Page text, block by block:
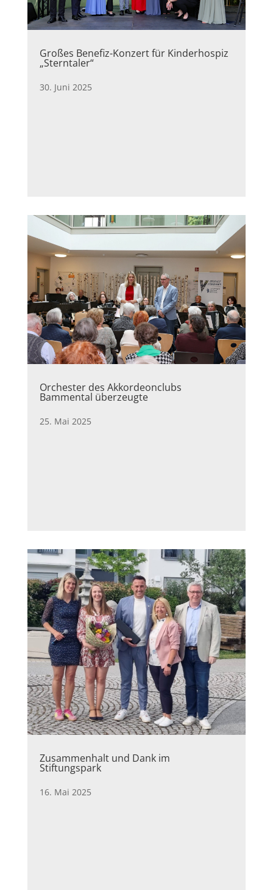
Großes Benefiz-Konzert für Kinderhospiz
„Sterntaler“
30. Juni 2025
Orchester des Akkordeonclubs
Bammental überzeugte
25. Mai 2025
Zusammenhalt und Dank im
Stiftungspark
16. Mai 2025